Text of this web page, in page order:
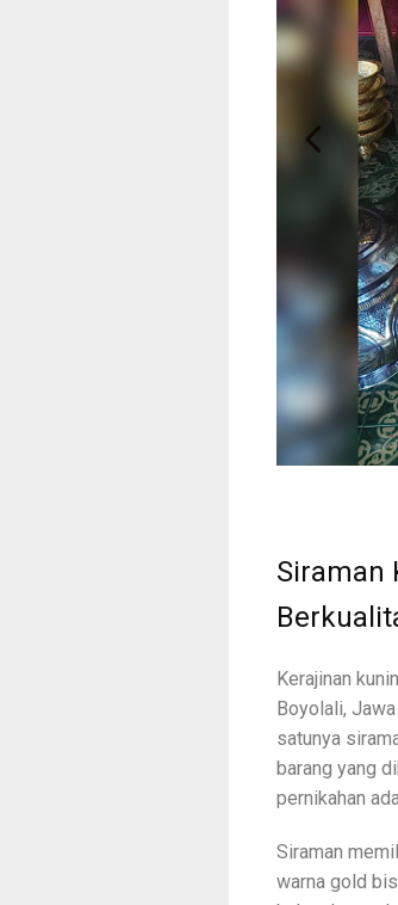
Siraman
Kerajinan
Boyolali,
satunya
barang yang
pernikahan
Siraman
warna gold